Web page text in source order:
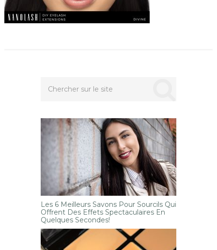
Les 6 Meilleurs Savons Pour Sourcils Qui
Offrent Des Effets Spectaculaires En
Quelques Secondes!